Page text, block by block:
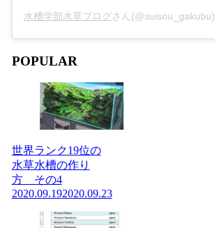
水槽学部水草ブログさん(@suisou_gakubu)がシェアした投稿 -
POPULAR
世界ランク19位の
水草水槽の作り
方 その4
2020.09.192020.09.23